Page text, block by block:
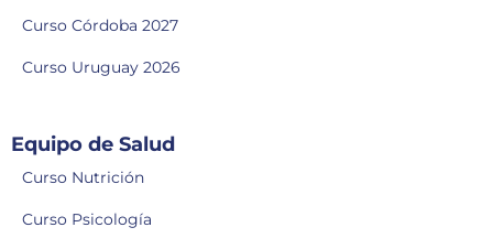
Curso Córdoba 2027
Curso Uruguay 2026
Equipo de Salud
Curso Nutrición
Curso Psicología